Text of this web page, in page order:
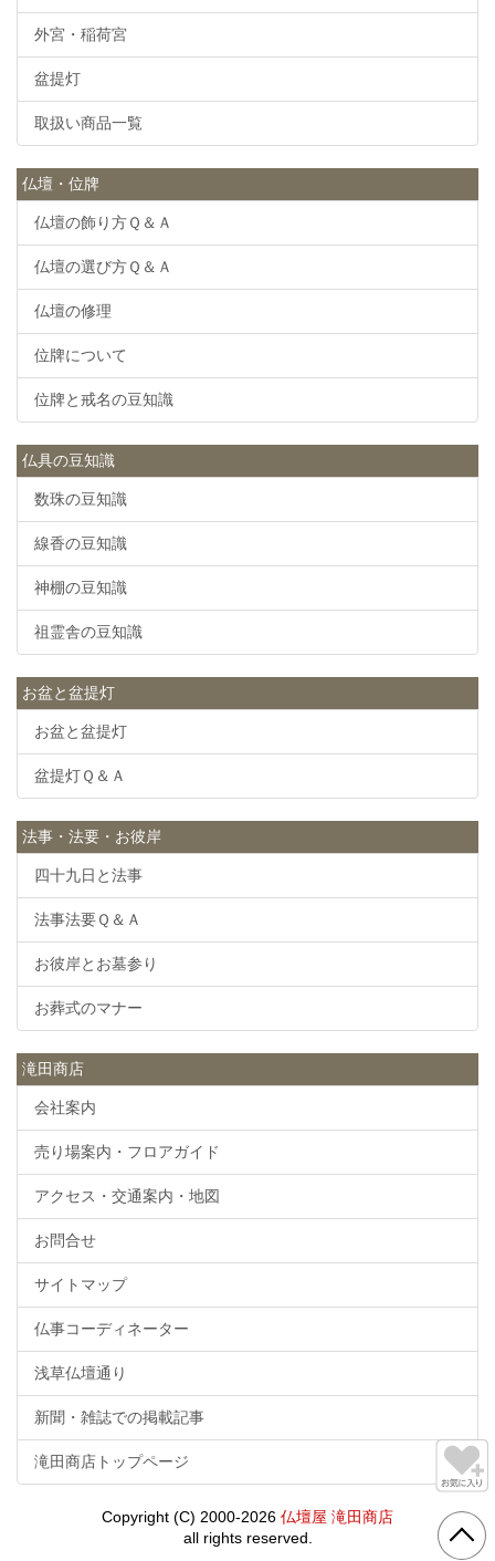
外宮・稲荷宮
盆提灯
取扱い商品一覧
仏壇・位牌
仏壇の飾り方Ｑ＆Ａ
仏壇の選び方Ｑ＆Ａ
仏壇の修理
位牌について
位牌と戒名の豆知識
仏具の豆知識
数珠の豆知識
線香の豆知識
神棚の豆知識
祖霊舎の豆知識
お盆と盆提灯
お盆と盆提灯
盆提灯Ｑ＆Ａ
法事・法要・お彼岸
四十九日と法事
法事法要Ｑ＆Ａ
お彼岸とお墓参り
お葬式のマナー
滝田商店
会社案内
売り場案内・フロアガイド
アクセス・交通案内・地図
お問合せ
サイトマップ
仏事コーディネーター
浅草仏壇通り
新聞・雑誌での掲載記事
滝田商店トップページ
Copyright (C) 2000-2026 仏壇屋 滝田商店
all rights reserved.